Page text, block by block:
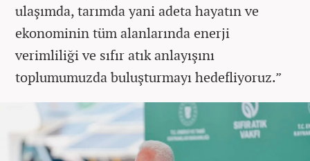
ulaşımda, tarımda yani adeta hayatın ve
ekonominin tüm alanlarında enerji
verimliliği ve sıfır atık anlayışını
toplumumuzda buluşturmayı hedefliyoruz.”